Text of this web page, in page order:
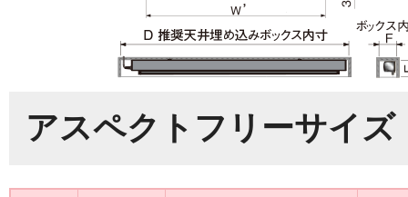
アスペクトフリーサイズ